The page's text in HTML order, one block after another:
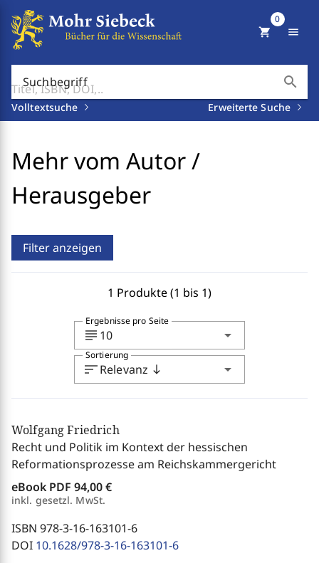
Suchbegriff search
Volltextsuche Erweiterte Suche
shopping_cart
0
menu
Mehr vom Autor /
Herausgeber
Filter anzeigen
1 Produkte (1 bis 1)
subject 10 arrow_drop_down
Ergebnisse pro Seite
sortRelevanz south arrow_drop_down
Sortierung
Wolfgang Friedrich
Recht und Politik im Kontext der hessischen
Reformationsprozesse am Reichskammergericht
eBook PDF 94,00 €
inkl. gesetzl. MwSt.
ISBN 978-3-16-163101-6
DOI 10.1628/978-3-16-163101-6